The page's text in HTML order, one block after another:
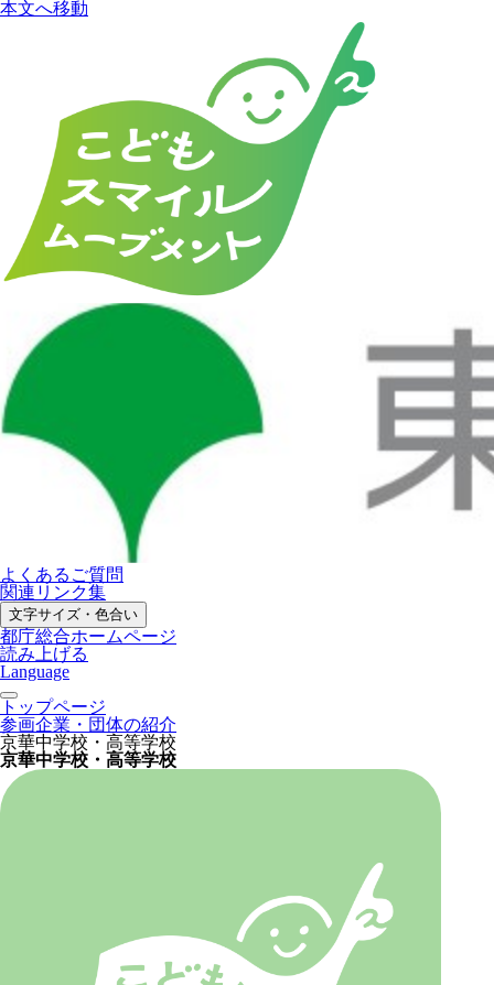
本文へ移動
よくあるご質問
関連リンク集
文字サイズ・色合い
都庁総合ホームページ
読み上げる
Language
トップページ
参画企業・団体の紹介
京華中学校・高等学校
京華中学校・高等学校